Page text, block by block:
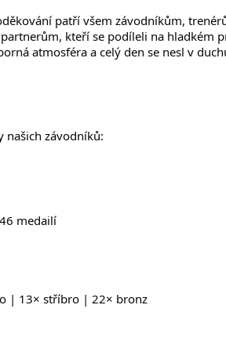
kteří se podíleli na hladkém
atmosféra a celý den se nesl v
našich závodníků:
46 medailí
| 13× stříbro | 22× bronz